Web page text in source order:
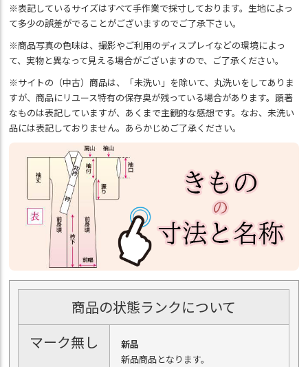
※表記しているサイズはすべて手作業で採寸しております。生地によっ
て多少の誤差がでることがございますのでご了承下さい。
※商品写真の色味は、撮影やご利用のディスプレイなどの環境によっ
て、実物と異なって見える場合がございますので、ご了承ください。
※サイトの（中古）商品は、「未洗い」を除いて、丸洗いをしてありま
すが、商品にリユース特有の保存臭が残っている場合があります。顕著
なものは表記していますが、あくまで主観的な感想です。なお、未洗い
品には表記しておりません。あらかじめご了承ください。
商品の状態ランクについて
マーク無し
新品
新品商品となります。